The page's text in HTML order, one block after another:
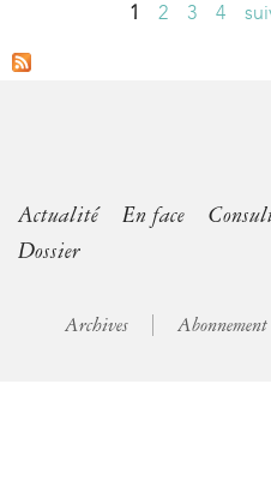
P
s
1 2 3 4
Actualité En face
Dossier
Archives